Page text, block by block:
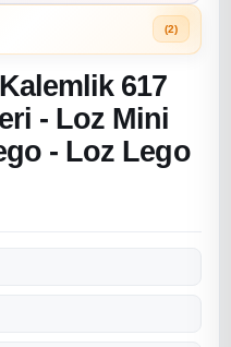
(2)
617
- Loz Mini
- Loz Lego